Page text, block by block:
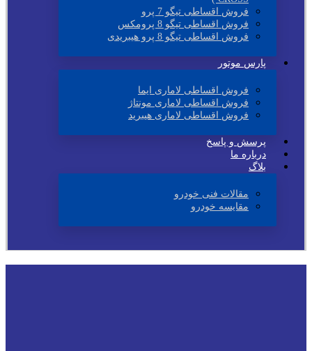
فروش اقساطی تیگو 7 پرو
فروش اقساطی تیگو 8 پرومکس
فروش اقساطی تیگو 8 پرو هیبریدی
پارس موتور
فروش اقساطی لاماری ایما
فروش اقساطی لاماری مونتاژ
فروش اقساطی لاماری هیبرید
پرسش و پاسخ
درباره ما
بلاگ
مقالات فنی خودرو
مقایسه خودرو